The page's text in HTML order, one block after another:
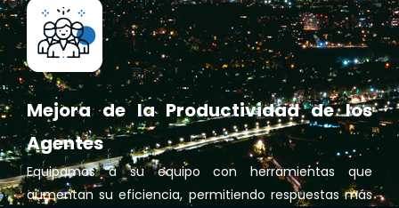
Mejora de la Productividad de los
Agentes
Equipamos a su equipo con herramientas que
aumentan su eficiencia, permitiendo respuestas más